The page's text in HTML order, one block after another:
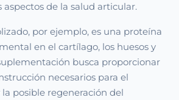
de la salud articular.
por ejemplo, es una proteína
en el cartílago, los huesos y
busca proporcionar
necesarios para el
posible regeneración del